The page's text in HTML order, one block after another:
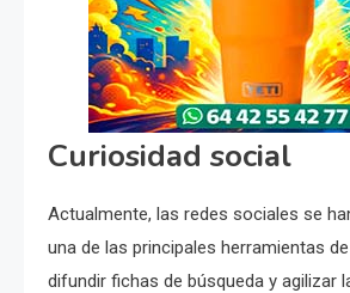
Curiosidad social
Actualmente, las redes sociales se
una de las principales herramientas
difundir fichas de búsqueda y agilizar